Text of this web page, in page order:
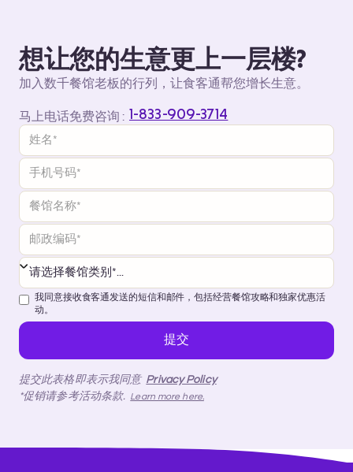
想让您的生意更上一层楼?
加入数千餐馆老板的行列，让食客通帮您增长生意。
马上电话免费咨询 : 1-833-909-3714
我同意接收食客通发送的短信和邮件，包括经营餐馆攻略和独家优惠活
动。
提交此表格即表示我同意 Privacy Policy
*促销请参考活动条款. Learn more here.